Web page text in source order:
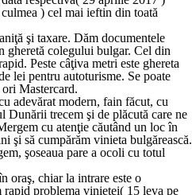
) cel mai ieftin din toată
şi taxare. Dăm documentele
gheretă colegului bulgar. Cel din
Peste câţiva metri este ghereta
lei pentru autoturisme. Se poate
Mastercard.
adevărat modern, fain făcut, cu
Dunării trecem şi de plăcută care ne
cu atenţie căutând un loc în
şi să cumpărăm vinieta bulgărească.
şoseaua pare a ocoli cu totul
oraş, chiar la intrare este o
problema vinietei( 15 leva pe